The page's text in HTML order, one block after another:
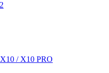
/ X10 PRO